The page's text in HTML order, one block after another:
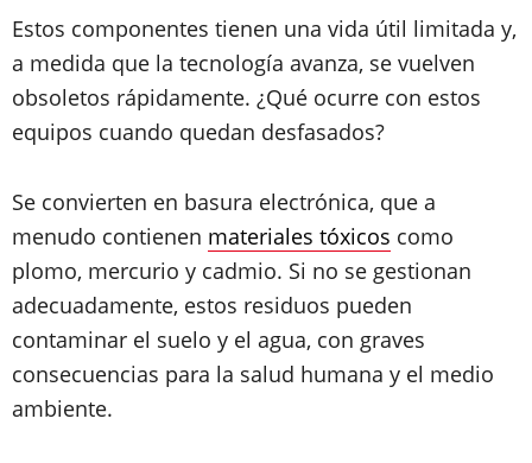
Estos componentes tienen una vida útil limitada y,
a medida que la tecnología avanza, se vuelven
obsoletos rápidamente. ¿Qué ocurre con estos
equipos cuando quedan desfasados?
Se convierten en basura electrónica, que a
menudo contienen materiales tóxicos como
plomo, mercurio y cadmio. Si no se gestionan
adecuadamente, estos residuos pueden
contaminar el suelo y el agua, con graves
consecuencias para la salud humana y el medio
ambiente.